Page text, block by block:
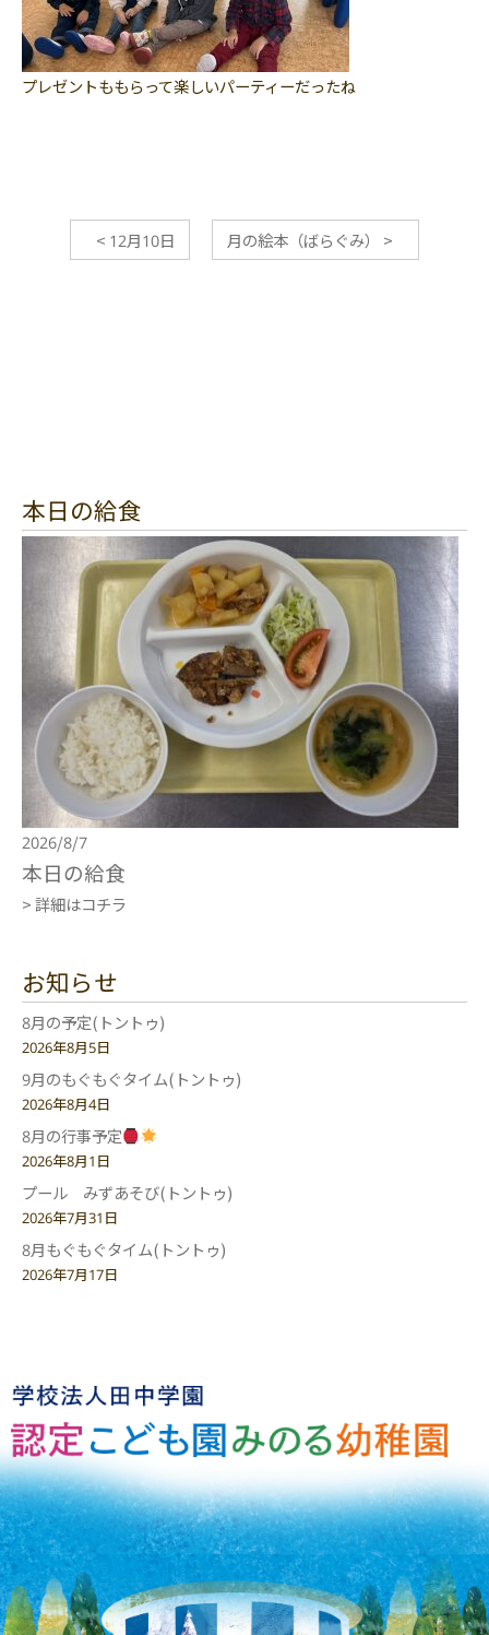
プレゼントももらって楽しいパーティーだったね
< 12月10日 月の絵本（ばらぐみ） >
本日の給食
2026/8/7
本日の給食
> 詳細はコチラ
お知らせ
8月の予定(トントゥ)
2026年8月5日
9月のもぐもぐタイム(トントゥ)
2026年8月4日
8月の行事予定
2026年8月1日
プール みずあそび(トントゥ)
2026年7月31日
8月もぐもぐタイム(トントゥ)
2026年7月17日